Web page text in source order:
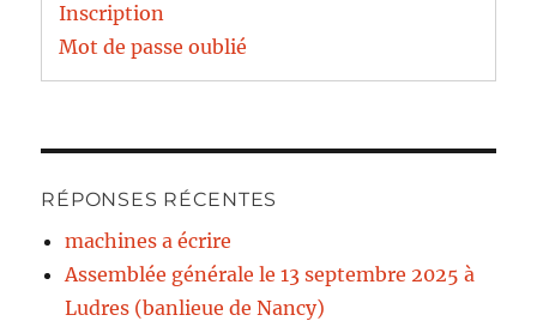
Inscription
Mot de passe oublié
RÉPONSES RÉCENTES
machines a écrire
Assemblée générale le 13 septembre 2025 à
Ludres (banlieue de Nancy)